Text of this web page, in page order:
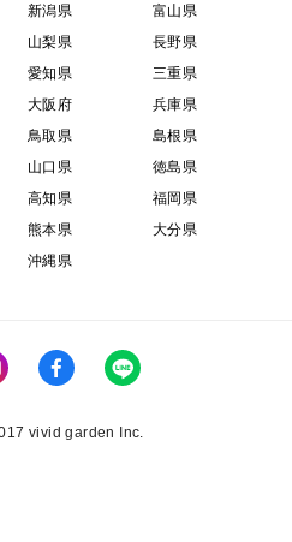
新潟県
富山県
山梨県
長野県
愛知県
三重県
大阪府
兵庫県
鳥取県
島根県
山口県
徳島県
高知県
福岡県
熊本県
大分県
沖縄県
vivid garden Inc.